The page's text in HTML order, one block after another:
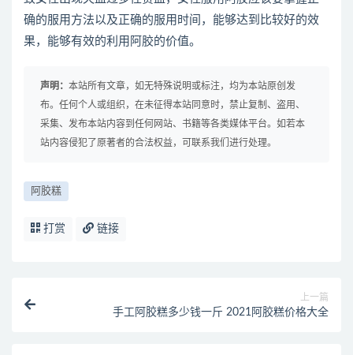
确的服用方法以及正确的服用时间，能够达到比较好的效
果，能够有效的利用阿胶的价值。
声明： 本站所有文章，如无特殊说明或标注，均为本站原创发
布。任何个人或组织，在未征得本站同意时，禁止复制、盗用、
采集、发布本站内容到任何网站、书籍等各类媒体平台。如若本
站内容侵犯了原著者的合法权益，可联系我们进行处理。
阿胶糕
打赏 链接
上一篇
手工阿胶糕多少钱一斤 2021阿胶糕价格大全